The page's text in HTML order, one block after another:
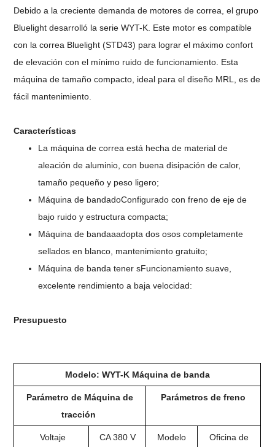
Debido a la creciente demanda de motores de correa, el grupo
Bluelight desarrolló la serie WYT-K. Este motor es compatible
con la correa Bluelight (STD43) para lograr el máximo confort
de elevación con el mínimo ruido de funcionamiento. Esta
máquina de tamaño compacto, ideal para el diseño MRL, es de
fácil mantenimiento.
Características
La máquina de correa está hecha de material de
aleación de aluminio, con buena disipación de calor,
tamaño pequeño y peso ligero;
Máquina de bandadoConfigurado con freno de eje de
bajo ruido y estructura compacta;
Máquina de bandaaadopta dos osos completamente
sellados en blanco, mantenimiento gratuito;
Máquina de bandatener sFuncionamiento suave,
excelente rendimiento a baja velocidad:
Presupuesto
Modelo: WYT-KMáquina de banda
Parámetro de Máquina de
tracción
Parámetros de freno
Voltaje CA 380 V Modelo Oficina de